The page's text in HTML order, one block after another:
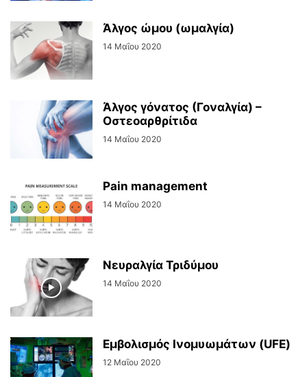
Άλγος ώμου (ωμαλγία)
14 Μαΐου 2020
Άλγος γόνατος (Γοναλγία) –
Οστεοαρθρίτιδα
14 Μαΐου 2020
Pain management
14 Μαΐου 2020
Νευραλγία Τριδύμου
14 Μαΐου 2020
Εμβολισμός Ινομυωμάτων (UFE)
12 Μαΐου 2020